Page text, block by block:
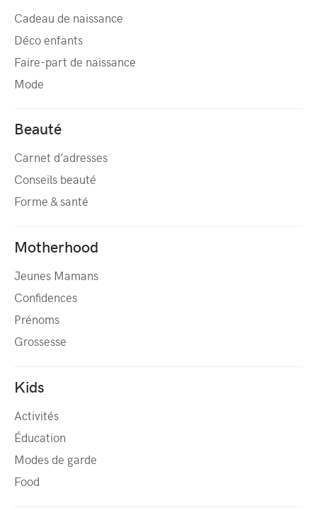
Cadeau de naissance
Déco enfants
Faire-part de naissance
Mode
Beauté
Carnet d’adresses
Conseils beauté
Forme & santé
Motherhood
Jeunes Mamans
Confidences
Prénoms
Grossesse
Kids
Activités
Éducation
Modes de garde
Food